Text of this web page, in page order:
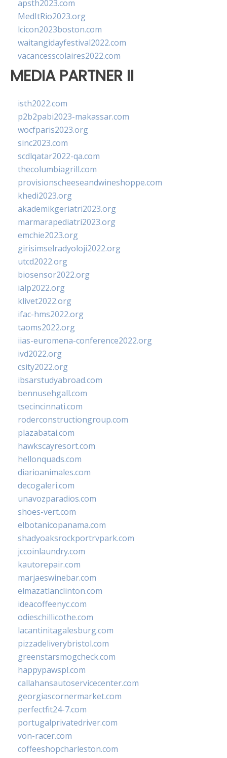
apsth2023.com
MedItRio2023.org
lcicon2023boston.com
waitangidayfestival2022.com
vacancesscolaires2022.com
MEDIA PARTNER II
isth2022.com
p2b2pabi2023-makassar.com
wocfparis2023.org
sinc2023.com
scdlqatar2022-qa.com
thecolumbiagrill.com
provisionscheeseandwineshoppe.com
khedi2023.org
akademikgeriatri2023.org
marmarapediatri2023.org
emchie2023.org
girisimselradyoloji2022.org
utcd2022.org
biosensor2022.org
ialp2022.org
klivet2022.org
ifac-hms2022.org
taoms2022.org
iias-euromena-conference2022.org
ivd2022.org
csity2022.org
ibsarstudyabroad.com
bennusehgall.com
tsecincinnati.com
roderconstructiongroup.com
plazabatai.com
hawkscayresort.com
hellonquads.com
diarioanimales.com
decogaleri.com
unavozparadios.com
shoes-vert.com
elbotanicopanama.com
shadyoaksrockportrvpark.com
jccoinlaundry.com
kautorepair.com
marjaeswinebar.com
elmazatlanclinton.com
ideacoffeenyc.com
odieschillicothe.com
lacantinitagalesburg.com
pizzadeliverybristol.com
greenstarsmogcheck.com
happypawspl.com
callahansautoservicecenter.com
georgiascornermarket.com
perfectfit24-7.com
portugalprivatedriver.com
von-racer.com
coffeeshopcharleston.com